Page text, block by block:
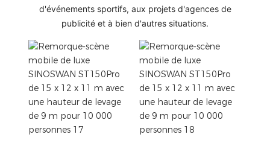
d'événements sportifs, aux projets d'agences de
publicité et à bien d'autres situations.